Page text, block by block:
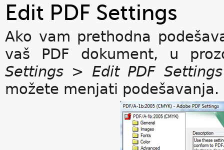
Edit PDF Settings
Ako vam prethodna
vaš PDF dokument, u
Settings > Edit PDF Settings
možete menjati podešavanja.